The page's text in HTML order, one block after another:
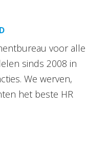
voor alle
sinds 2008 in
We werven,
het beste HR